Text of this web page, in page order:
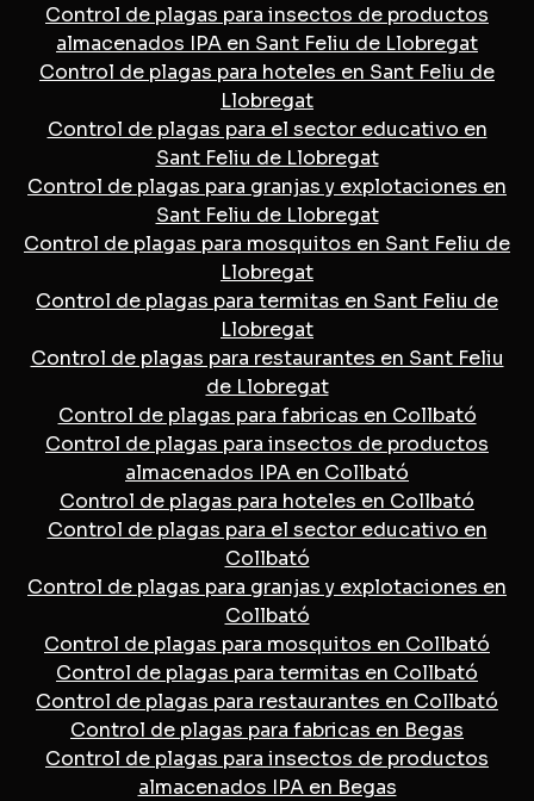
Control de plagas para insectos de productos
almacenados IPA en Sant Feliu de Llobregat
Control de plagas para hoteles en Sant Feliu de
Llobregat
Control de plagas para el sector educativo en
Sant Feliu de Llobregat
Control de plagas para granjas y explotaciones en
Sant Feliu de Llobregat
Control de plagas para mosquitos en Sant Feliu de
Llobregat
Control de plagas para termitas en Sant Feliu de
Llobregat
Control de plagas para restaurantes en Sant Feliu
de Llobregat
Control de plagas para fabricas en Collbató
Control de plagas para insectos de productos
almacenados IPA en Collbató
Control de plagas para hoteles en Collbató
Control de plagas para el sector educativo en
Collbató
Control de plagas para granjas y explotaciones en
Collbató
Control de plagas para mosquitos en Collbató
Control de plagas para termitas en Collbató
Control de plagas para restaurantes en Collbató
Control de plagas para fabricas en Begas
Control de plagas para insectos de productos
almacenados IPA en Begas